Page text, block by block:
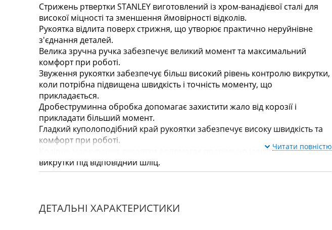
Стрижень ртвертки STANLEY виготовлений із хром-ванадієвої сталі для
високої міцності та зменшення ймовірності відколів.
Рукоятка відлита поверх стрижня, що утворює практично неруйнівне
з'єднання деталей.
Велика зручна ручка забезпечує великий момент та максимальний
комфорт при роботі.
Звуження рукоятки забезпечує більш високий рівень контролю викрутки,
коли потрібна підвищена швидкість і точність моменту, що
прикладається.
Дробеструминна обробка допомагає захистити жало від корозії і
прикладати більший момент.
Гладкий куполоподібний край рукоятки забезпечує високу швидкість та
комфорт при роботі.
Колірне маркування рукоятки допомагає правильно ідентифікувати тип
викрутки під відповідний шліц.
Читати повністю
ДЕТАЛЬНІ ХАРАКТЕРИСТИКИ